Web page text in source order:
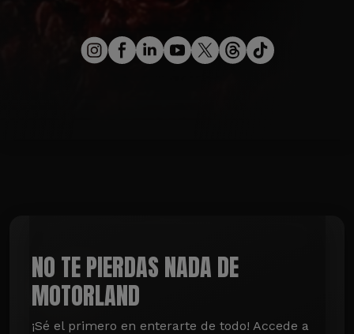
NO TE PIERDAS NADA DE
MOTORLAND
¡Sé el primero en enterarte de todo! Accede a